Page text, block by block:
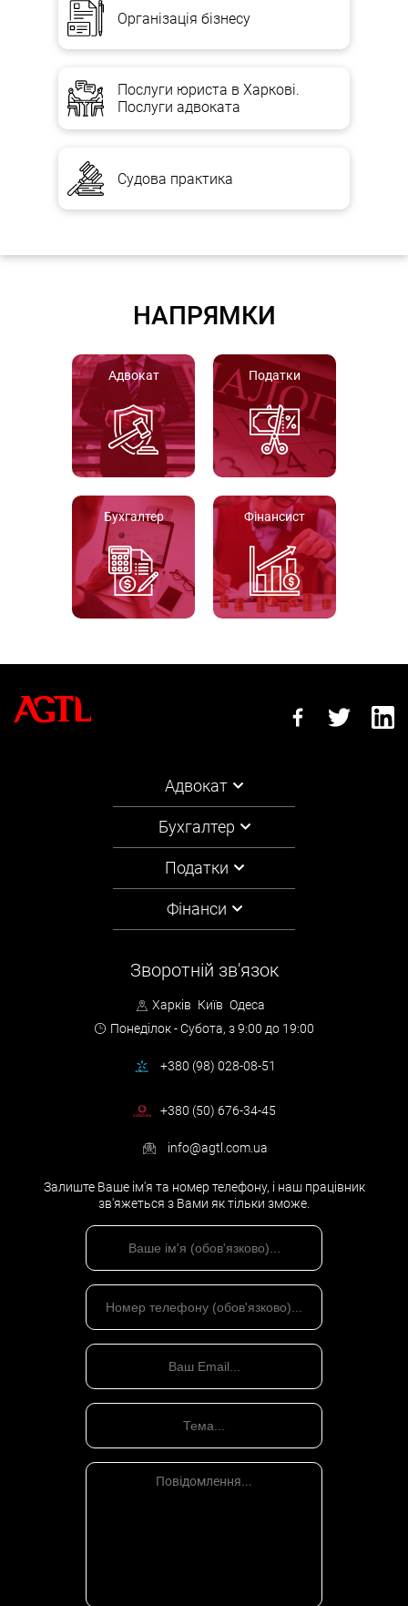
Організація бізнесу
Послуги юриста в Харкові.
Послуги адвоката
Судова практика
НАПРЯМКИ
Адвокат Податки
Бухгалтер Фінансист
Адвокат
Бухгалтер
Податки
Фінанси
Зворотній зв'язок
Харків Київ Одеса
Понеділок - Субота, з 9:00 до 19:00
+380 (98) 028-08-51
+380 (50) 676-34-45
info@agtl.com.ua
Залиште Ваше ім'я та номер телефону, і наш працівник
зв'яжеться з Вами як тільки зможе.